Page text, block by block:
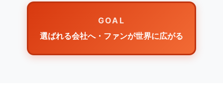
GOAL
選ばれる会社へ・ファンが世界に広がる